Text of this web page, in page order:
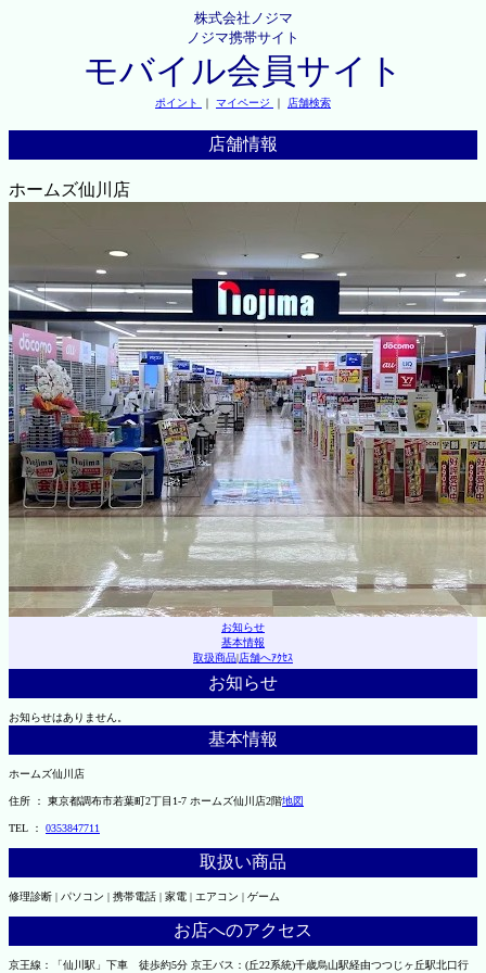
株式会社ノジマ
ノジマ携帯サイト
モバイル会員サイト
ポイント ｜ マイページ ｜ 店舗検索
店舗情報
ホームズ仙川店
お知らせ
基本情報
取扱商品|店舗へｱｸｾｽ
お知らせ
お知らせはありません。
基本情報
ホームズ仙川店
住所 ： 東京都調布市若葉町2丁目1-7 ホームズ仙川店2階地図
TEL ： 0353847711
取扱い商品
修理診断 | パソコン | 携帯電話 | 家電 | エアコン | ゲーム
お店へのアクセス
京王線：「仙川駅」下車 徒歩約5分 京王バス：(丘22系統)千歳烏山駅経由つつじヶ丘駅北口行